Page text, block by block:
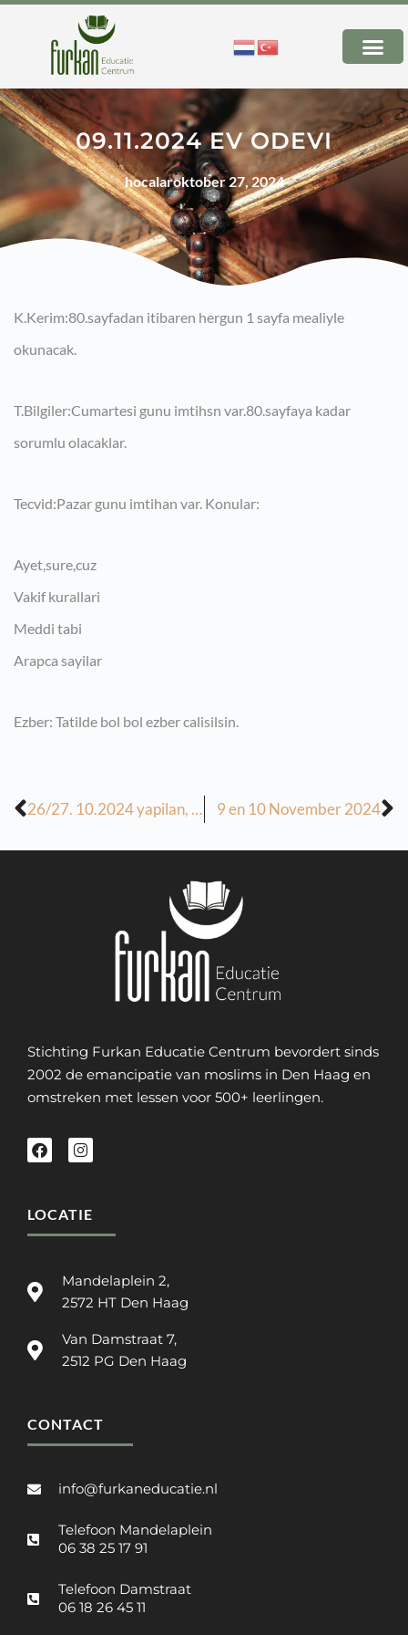
09.11.2024 EV ODEVI
hocalaroktober 27, 2024
K.Kerim:80.sayfadan itibaren hergun 1 sayfa mealiyle
okunacak.
T.Bilgiler:Cumartesi gunu imtihsn var.80.sayfaya kadar
sorumlu olacaklar.
Tecvid:Pazar gunu imtihan var. Konular:
Ayet,sure,cuz
Vakif kurallari
Meddi tabi
Arapca sayilar
Ezber: Tatilde bol bol ezber calisilsin.
26/27. 10.2024 yapilan, 07/08. 11-2024 tarihinde yapilacak derslerin odevi (imtihan haftasi) 9 en 10 November 2024
Stichting Furkan Educatie Centrum bevordert sinds
2002 de emancipatie van moslims in Den Haag en
omstreken met lessen voor 500+ leerlingen.
LOCATIE
Mandelaplein 2,
2572 HT Den Haag
Van Damstraat 7,
2512 PG Den Haag
CONTACT
info@furkaneducatie.nl
Telefoon Mandelaplein
06 38 25 17 91
Telefoon Damstraat
06 18 26 45 11